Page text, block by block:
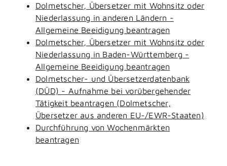
Dolmetscher, Übersetzer mit Wohnsitz oder
Niederlassung in anderen Ländern -
Allgemeine Beeidigung beantragen
Dolmetscher, Übersetzer mit Wohnsitz oder
Niederlassung in Baden-Württemberg -
Allgemeine Beeidigung beantragen
Dolmetscher- und Übersetzerdatenbank
(DÜD) - Aufnahme bei vorübergehender
Tätigkeit beantragen (Dolmetscher,
Übersetzer aus anderen EU-/EWR-Staaten)
Durchführung von Wochenmärkten
beantragen